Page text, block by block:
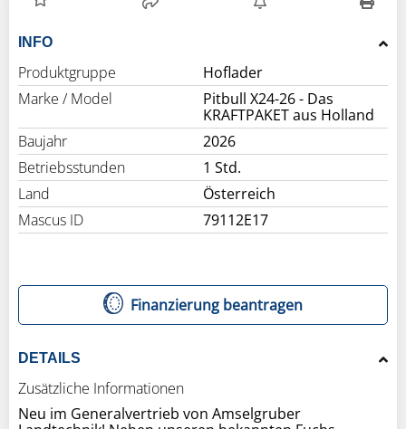
INFO
Produktgruppe
Hoflader
Marke / Model
Pitbull X24-26 - Das
KRAFTPAKET aus Holland
Baujahr
2026
Betriebsstunden
1 Std.
Land
Österreich
Mascus ID
79112E17
Finanzierung beantragen
DETAILS
Zusätzliche Informationen
Neu im Generalvertrieb von Amselgruber